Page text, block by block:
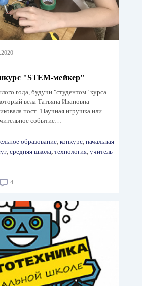
"STEM-мейкер"
года, будучи "студентом" курса
вела Татьяна Ивановна
пост "Научная игрушка или
событие…
образование, конкурс, начальная
, средняя школа, технология, учитель-
4